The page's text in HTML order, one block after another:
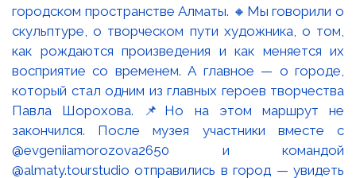
городском пространстве Алматы. 🔸Мы говорили о
скульптуре, о творческом пути художника, о том,
как рождаются произведения и как меняется их
восприятие со временем. А главное — о городе,
который стал одним из главных героев творчества
Павла Шорохова. 📌Но на этом маршрут не
закончился. После музея участники вместе с
@evgeniiamorozova2650 и командой
@almaty.tourstudio отправились в город — увидеть